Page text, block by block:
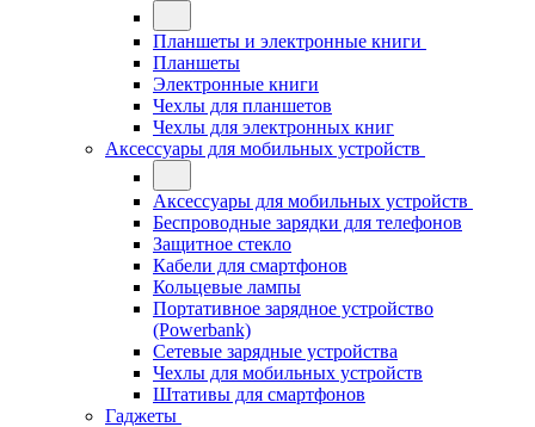
Планшеты и электронные книги
Планшеты
Электронные книги
Чехлы для планшетов
Чехлы для электронных книг
Аксессуары для мобильных устройств
Аксессуары для мобильных устройств
Беспроводные зарядки для телефонов
Защитное стекло
Кабели для смартфонов
Кольцевые лампы
Портативное зарядное устройство
(Powerbank)
Сетевые зарядные устройства
Чехлы для мобильных устройств
Штативы для смартфонов
Гаджеты